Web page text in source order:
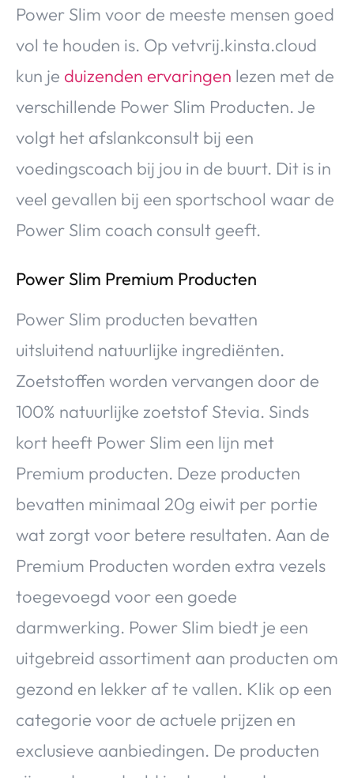
Power Slim voor de meeste mensen goed
vol te houden is. Op vetvrij.kinsta.cloud
kun je duizenden ervaringen lezen met de
verschillende Power Slim Producten. Je
volgt het afslankconsult bij een
voedingscoach bij jou in de buurt. Dit is in
veel gevallen bij een sportschool waar de
Power Slim coach consult geeft.
Power Slim Premium Producten
Power Slim producten bevatten
uitsluitend natuurlijke ingrediënten.
Zoetstoffen worden vervangen door de
100% natuurlijke zoetstof Stevia. Sinds
kort heeft Power Slim een lijn met
Premium producten. Deze producten
bevatten minimaal 20g eiwit per portie
wat zorgt voor betere resultaten. Aan de
Premium Producten worden extra vezels
toegevoegd voor een goede
darmwerking. Power Slim biedt je een
uitgebreid assortiment aan producten om
gezond en lekker af te vallen. Klik op een
categorie voor de actuele prijzen en
exclusieve aanbiedingen. De producten